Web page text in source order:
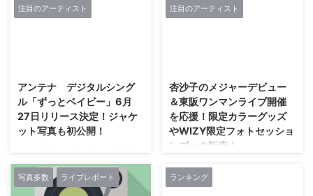
「 ...
屋を中心に活動する4人組ロッ
に4枚のミニアルバムと5枚のシ
ー。 「光の陰」を歌う詞世界、
あやうく儚く強く多感に心に届く
歌声、 くっきりと心の中でルー
プし続けるメロディー、 心をや
で、 大きな共鳴を集め、 メジャ
ーデビュー1stミニアルバム「モ
ーンガータ」は「第10回CDショ
る謎に包まれたシークレットポッ
https://youtu.be/rssXG8xeOi8 公
式twitter
https://twitter.com/himitsunote
注目のアーティスト
アンテナ デジタルシング
ル「ずっとベイビー」6月
27日リリース決定！ジャケ
ット写真も初公開！
に4枚のミニアルバムと5枚のシ
ングルを発表。 2017年10月、
Major Debut 1st Mini Album「モ
注目のアーティスト
杏沙子のメジャーデビュー
＆東阪ワンマンライブ開催
を応援！限定カラーグッズ
やWIZY限定フォトセッショ
ンブック販売！
（月）正午から7月15日（日）ま
写真多数 ライブレポート ランキング